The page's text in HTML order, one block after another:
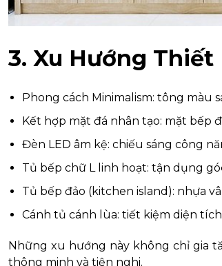
3. Xu Hướng Thiết
Phong cách Minimalism: tông màu
Kết hợp mặt đá nhân tạo: mặt bếp
Đèn LED âm kệ: chiếu sáng công
Tủ bếp chữ L linh hoạt: tận dụng
Tủ bếp đảo (kitchen island): nhựa
Cánh tủ cánh lùa: tiết kiệm diện
Những xu hướng này không chỉ gia
thông minh và tiện nghi.